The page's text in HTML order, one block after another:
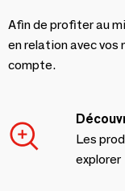
Afin de profiter au
en relation avec vos
compte.
Les
explorer